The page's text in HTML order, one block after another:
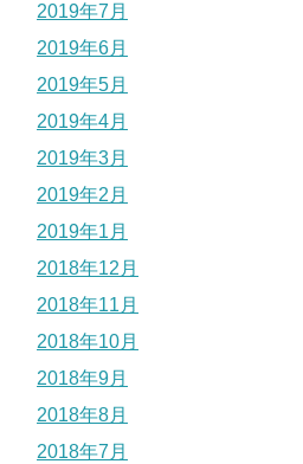
2019年7月
2019年6月
2019年5月
2019年4月
2019年3月
2019年2月
2019年1月
2018年12月
2018年11月
2018年10月
2018年9月
2018年8月
2018年7月